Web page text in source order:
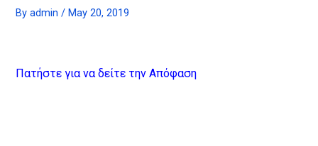
Byadmin/ May 20, 2019
Πατήστε για να δείτε την Απόφαση